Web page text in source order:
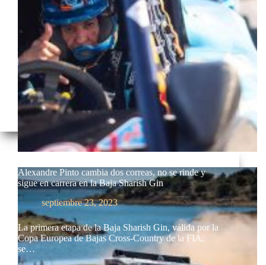
Alexandre Pinto cambia dos correas, no se rinde y
sigue en carrera en la Baja Sharish Gin
septiembre 23, 2023
La primera etapa de la Baja Sharish Gin, válida por la
Copa Europea de Bajas Cross-Country de la FIA,
se…